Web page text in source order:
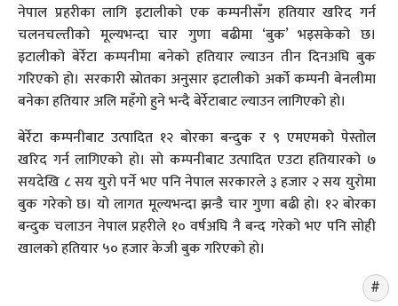
नेपाल प्रहरीका लागि इटालीको एक कम्पनीसँग हतियार खरिद गर्न
चलनचल्तीको मूल्यभन्दा चार गुणा बढीमा ‘बुक’ भइसकेको छ।
इटालीको बेर्रेटा कम्पनीमा बनेको हतियार ल्याउन तीन दिनअघि बुक
गरिएको हो। सरकारी स्रोतका अनुसार इटालीको अर्को कम्पनी बेनलीमा
बनेका हतियार अलि महँगो हुने भन्दै बेर्रेटाबाट ल्याउन लागिएको हो।
बेर्रेटा कम्पनीबाट उत्पादित १२ बोरका बन्दुक र ९ एमएमको पेस्तोल
खरिद गर्न लागिएको हो। सो कम्पनीबाट उत्पादित एउटा हतियारको ७
सयदेखि ८ सय युरो पर्ने भए पनि नेपाल सरकारले ३ हजार २ सय युरोमा
बुक गरेको छ। यो लागत मूल्यभन्दा झन्डै चार गुणा बढी हो। १२ बोरका
बन्दुक चलाउन नेपाल प्रहरीले १० वर्षअघि नै बन्द गरेको भए पनि सोही
खालको हतियार ५० हजार केजी बुक गरिएको हो।